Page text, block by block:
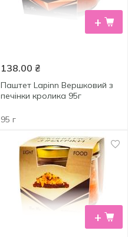
+
138.00 ₴
Паштет Lapinn Вершковий з
печінки кролика 95г
95 г
+